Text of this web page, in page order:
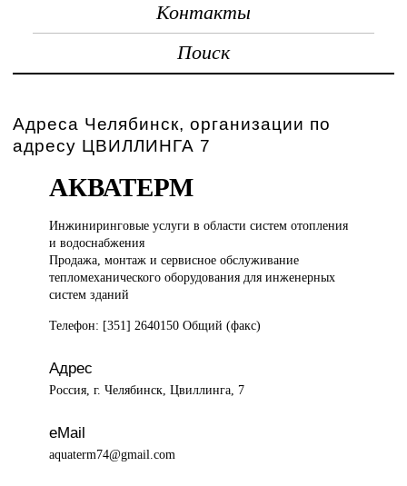
Контакты
Поиск
Адреса Челябинск, организации по
адресу ЦВИЛЛИНГА 7
АКВАТЕРМ
Инжиниринговые услугив области систем отопления
и водоснабжения
Продажа, монтаж и сервисное обслуживание
тепломеханического оборудования для инженерных
систем зданий
Телефон: [351] 2640150 Общий (факс)
Адрес
Россия, г. Челябинск, Цвиллинга, 7
eMail
aquaterm74@gmail.com